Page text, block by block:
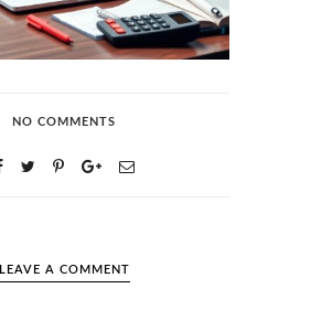
NO COMMENTS
LEAVE A COMMENT